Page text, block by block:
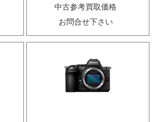
中古参考買取価格
お問合せ下さい